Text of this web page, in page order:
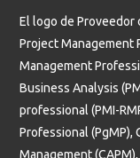
El logo de Proveedor
Project Management
Management
Business Analysis
professional (PMI-
Professional (PgMP),
Management